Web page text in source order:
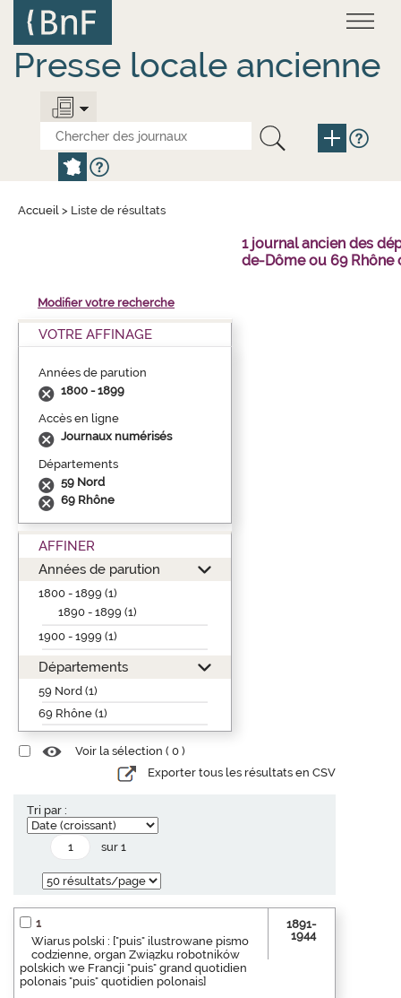
contenu
principal
Presse locale ancienne
Accueil > Liste de résultats
1 journal ancien des
de-Dôme ou 69 Rhône
Modifier votre recherche
VOTRE AFFINAGE
Années de parution
1800 - 1899
Accès en ligne
Journaux numérisés
Départements
59 Nord
69 Rhône
AFFINER
Années de parution
1800 - 1899 (1)
1890 - 1899 (1)
1900 - 1999 (1)
Départements
59 Nord (1)
69 Rhône (1)
Voir la sélection ( 0 )
Exporter tous les résultats en CSV
Tri par :
sur 1
1
Wiarus polski : ["puis" ilustrowane pismo
codzienne, organ Związku robotników
polskich we Francji "puis" grand quotidien
polonais "puis" quotidien polonais]
1891-
1944
Panneau de gestion des cookies